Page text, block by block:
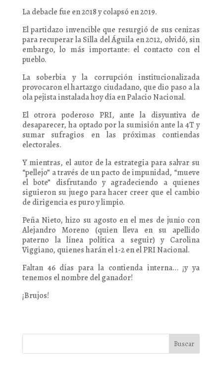
La debacle fue en 2018 y colapsó en 2019.
El partidazo invencible que resurgió de sus cenizas
para recuperar la Silla del Águila en 2012, olvidó, sin
embargo, lo más importante: el contacto con el
pueblo.
La soberbia y la corrupción institucionalizada
provocaron el hartazgo ciudadano, que dio paso a la
ola pejista instalada hoy día en Palacio Nacional.
El otrora poderoso PRI, ante la disyuntiva de
desaparecer, ha optado por la sumisión ante la 4T y
sumar sufragios en las próximas contiendas
electorales.
Y mientras, el autor de la estrategia para salvar su
“pellejo” a través de un pacto de impunidad, “mueve
el bote” disfrutando y agradeciendo a quienes
siguieron su juego para hacer creer que el cambio
de dirigencia es puro y limpio.
Peña Nieto, hizo su agosto en el mes de junio con
Alejandro Moreno (quien lleva en su apellido
paterno la línea política a seguir) y Carolina
Viggiano, quienes harán el 1-2 en el PRI Nacional.
Faltan 46 días para la contienda interna… ¡y ya
tenemos el nombre del ganador!
¡Brujos!